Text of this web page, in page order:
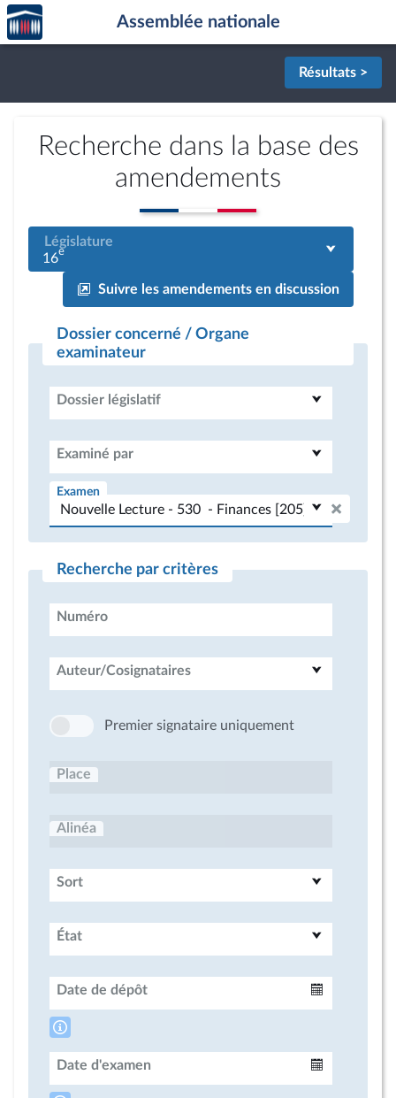
Aller au contenu
Aller en bas de la page
Accèder
à la
page
Assemblée nationale
Résultats >
Recherche dans la base des
amendements
Législature
16e
Suivre les amendements en discussion
Dossier concerné / Organe
examinateur
Dossier législatif
Examiné par
Examen
Recherche par critères
Numéro
Auteur/Cosignataires
Premier signataire uniquement
Place
Alinéa
Sort
État
Date de dépôt
Date d'examen